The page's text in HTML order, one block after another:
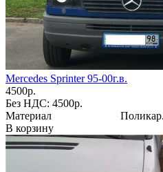
Mercedes Sprinter 95-00г.в.
4500р.
Без НДС: 4500р.
Материал
В корзину